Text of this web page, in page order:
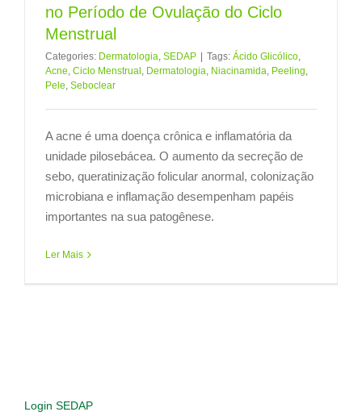
no Período de Ovulação do Ciclo
Menstrual
Categories: Dermatologia SEDAP | Tags: Ácido Glicólico
Acne Ciclo Menstrual Dermatologia Niacinamida Peeling
Pele Seboclear
A acne é uma doença crônica e inflamatória da
unidade pilosebácea. O aumento da secreção de
sebo, queratinização folicular anormal, colonização
microbiana e inflamação desempenham papéis
importantes na sua patogênese.
Ler Mais
Login SEDAP